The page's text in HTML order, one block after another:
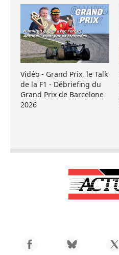
Vidéo - Grand Prix, le Talk
de la F1 - Débriefing du
Grand Prix de Barcelone
2026